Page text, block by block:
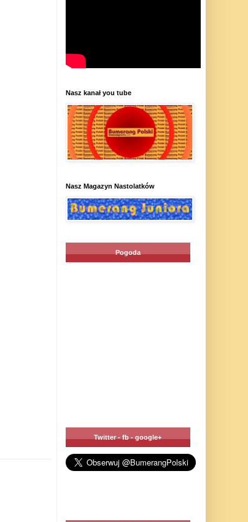
Nasz kanał you tube
Nasz Magazyn Nastolatków
Pogoda
Twitter - fb - google+